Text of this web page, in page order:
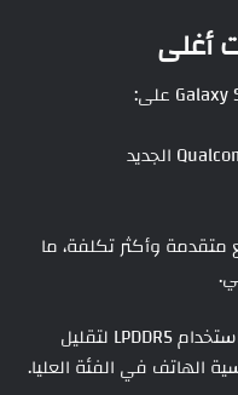
وأكثر تكلفة، ما
ورغم أن سامسونج قد تلجأ نظريًا إلى استخدام LPDDR5 لتقليل
الهاتف في الفئة العليا.